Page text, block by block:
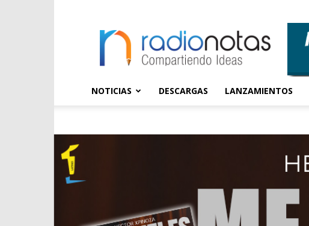
NOTICIAS DESCARGAS LANZAMIENTOS